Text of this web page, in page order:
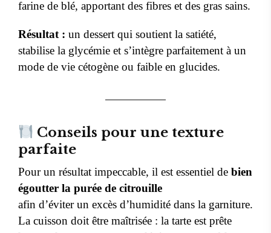
farine de blé, apportant des fibres et des gras sains.
Résultat : un dessert qui soutient la satiété,
stabilise la glycémie et s’intègre parfaitement à un
mode de vie cétogène ou faible en glucides.
Conseils pour une texture
parfaite
Pour un résultat impeccable, il est essentiel de bien
égoutter la purée de citrouille
afin d’éviter un excès d’humidité dans la garniture.
La cuisson doit être maîtrisée : la tarte est prête